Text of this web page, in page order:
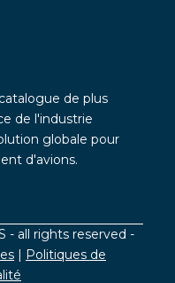
de plus
de l'industrie
globale pour
d'avions.
- all rights reserved -
| Politiques de